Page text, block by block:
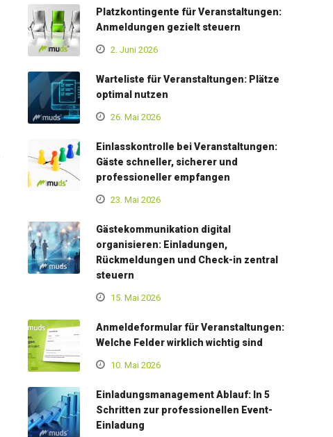
Platzkontingente für Veranstaltungen:
Anmeldungen gezielt steuern
2. Juni 2026
Warteliste für Veranstaltungen: Plätze
optimal nutzen
26. Mai 2026
Einlasskontrolle bei Veranstaltungen:
Gäste schneller, sicherer und
professioneller empfangen
23. Mai 2026
Gästekommunikation digital
organisieren: Einladungen,
Rückmeldungen und Check-in zentral
steuern
15. Mai 2026
Anmeldeformular für Veranstaltungen:
Welche Felder wirklich wichtig sind
10. Mai 2026
Einladungsmanagement Ablauf: In 5
Schritten zur professionellen Event-
Einladung